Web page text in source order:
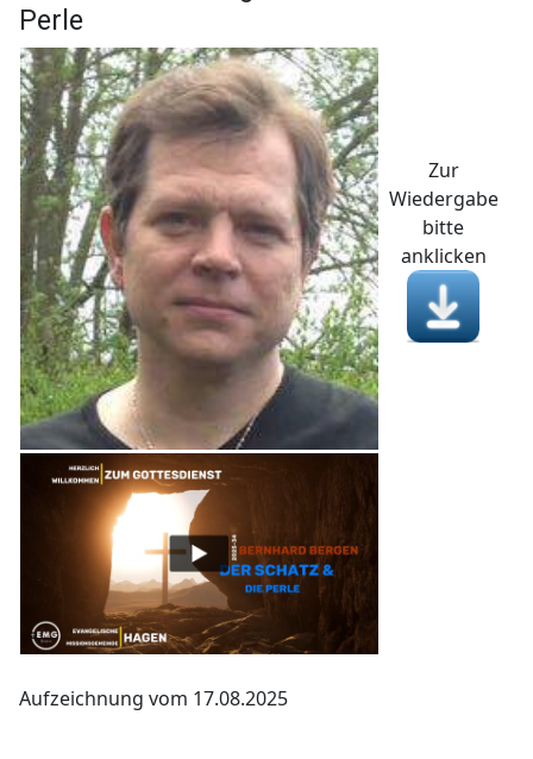
Perle
Zur
Wiedergabe
bitte
anklicken
Aufzeichnung vom 17.08.2025